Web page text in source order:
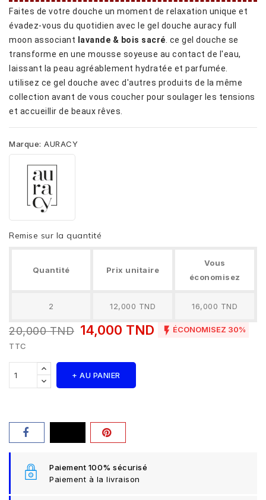
Faites de votre douche un moment de relaxation unique et
évadez-vous du quotidien avec le gel douche auracy full
moon associant
lavande & bois sacré . ce gel douche se
transforme en une mousse soyeuse au contact de l'eau,
laissant la peau agréablement hydratée et parfumée.
utilisez ce gel douche avec d'autres produits de la même
collection avant de vous coucher pour soulager les tensions
et accueillir de beaux rêves.
Marque: AURACY
Remise sur la quantité
Quantité Prix unitaire
Vous
économisez
2 12,000 TND 16,000 TND
20,000 TND 14,000 TND  ÉCONOMISEZ 30%
TTC
+ AU PANIER
Paiement 100% sécurisé
Paiement à la livraison